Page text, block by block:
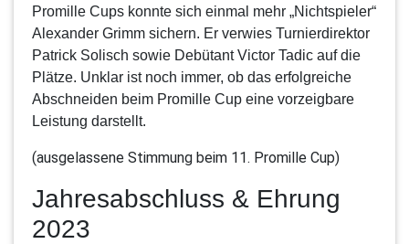
Promille Cups konnte sich einmal mehr „Nichtspieler“
Alexander Grimm sichern. Er verwies Turnierdirektor
Patrick Solisch sowie Debütant Victor Tadic auf die
Plätze. Unklar ist noch immer, ob das erfolgreiche
Abschneiden beim Promille Cup eine vorzeigbare
Leistung darstellt.
(ausgelassene Stimmung beim 11. Promille Cup)
Jahresabschluss & Ehrung
2023